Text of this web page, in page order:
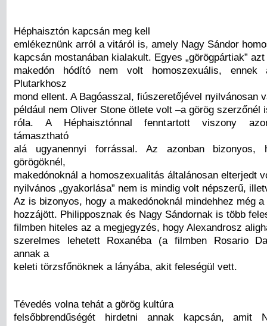
Héphaisztón kapcsán meg kell
emlékeznünk arról a vitáról is, amely Nagy Sándor
kapcsán mostanában kialakult. Egyes „görögpártiak”
makedón hódító nem volt homoszexuális, ennek
Plutarkhosz
mond ellent. A Bagóasszal, fiúszeretőjével nyilvánosan
például nem Oliver Stone ötlete volt –a görög szerzőnél
róla. A Héphaisztónnal fenntartott viszony
támasztható
alá ugyanennyi forrással. Az azonban bizonyos,
görögöknél,
makedónoknál a homoszexualitás általánosan elterjedt
nyilvános „gyakorlása” nem is mindig volt népszerű,
Az is bizonyos, hogy a makedónoknál mindehhez még
hozzájött. Philipposznak és Nagy Sándornak is több
filmben hiteles az a megjegyzés, hogy Alexandrosz
szerelmes lehetett Roxanéba (a filmben Rosario
annak a
keleti törzsfőnöknek a lányába, akit feleségül vett.
Tévedés volna tehát a görög kultúra
felsőbbrendűségét hirdetni annak kapcsán, amit